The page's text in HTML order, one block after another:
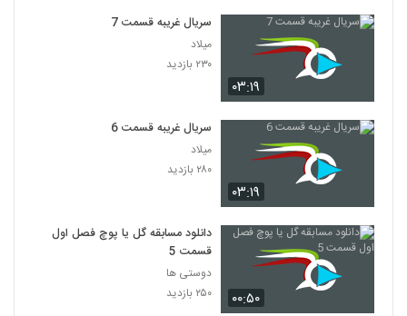
۰۳:۱۹
سریال غریبه قسمت 7
میلاد
۲۳۰ بازدید
۰۳:۱۹
سریال غریبه قسمت 6
میلاد
۲۸۰ بازدید
۰۰:۵۰
دانلود مسابقه گل یا پوچ فصل اول
قسمت 5
دوستی ها
۲۵۰ بازدید